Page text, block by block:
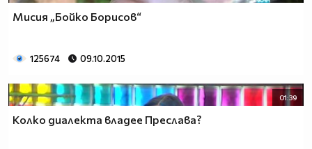
Mисия „Бойко Борисов“
125674 09.10.2015
01:39
Колко диалекта владее Преслава?